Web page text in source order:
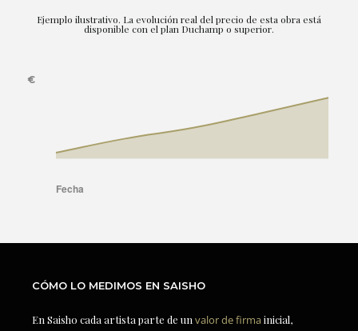
Ejemplo ilustrativo. La evolución real del precio de esta obra está
disponible con el plan Duchamp o superior.
CÓMO LO MEDIMOS EN SAISHO
En Saisho cada artista parte de un valor de firmainicial,